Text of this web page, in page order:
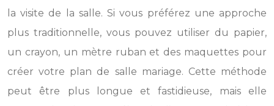
la visite de la salle. Si vous préférez une approche
plus traditionnelle, vous pouvez utiliser du papier,
un crayon, un mètre ruban et des maquettes pour
créer votre plan de salle mariage. Cette méthode
peut être plus longue et fastidieuse, mais elle